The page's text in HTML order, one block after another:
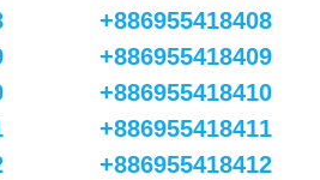
+886955418408
+886955418409
+886955418410
+886955418411
+886955418412